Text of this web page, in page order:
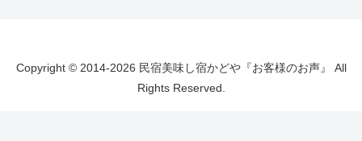
Copyright © 2014-2026 民宿美味し宿かどや『お客様のお声』 All
Rights Reserved.